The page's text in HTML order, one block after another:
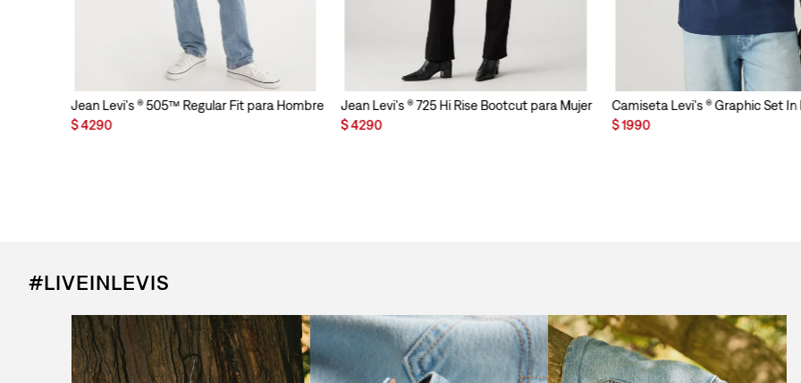
Jean Levi's ® 505™ Regular Fit para Hombre
$4290
Jean Levi's ® 725 Hi Rise Bootcut para Mujer
$4290
Camiseta Levi's ® Graphic Set
$1990
#LIVEINLEVIS